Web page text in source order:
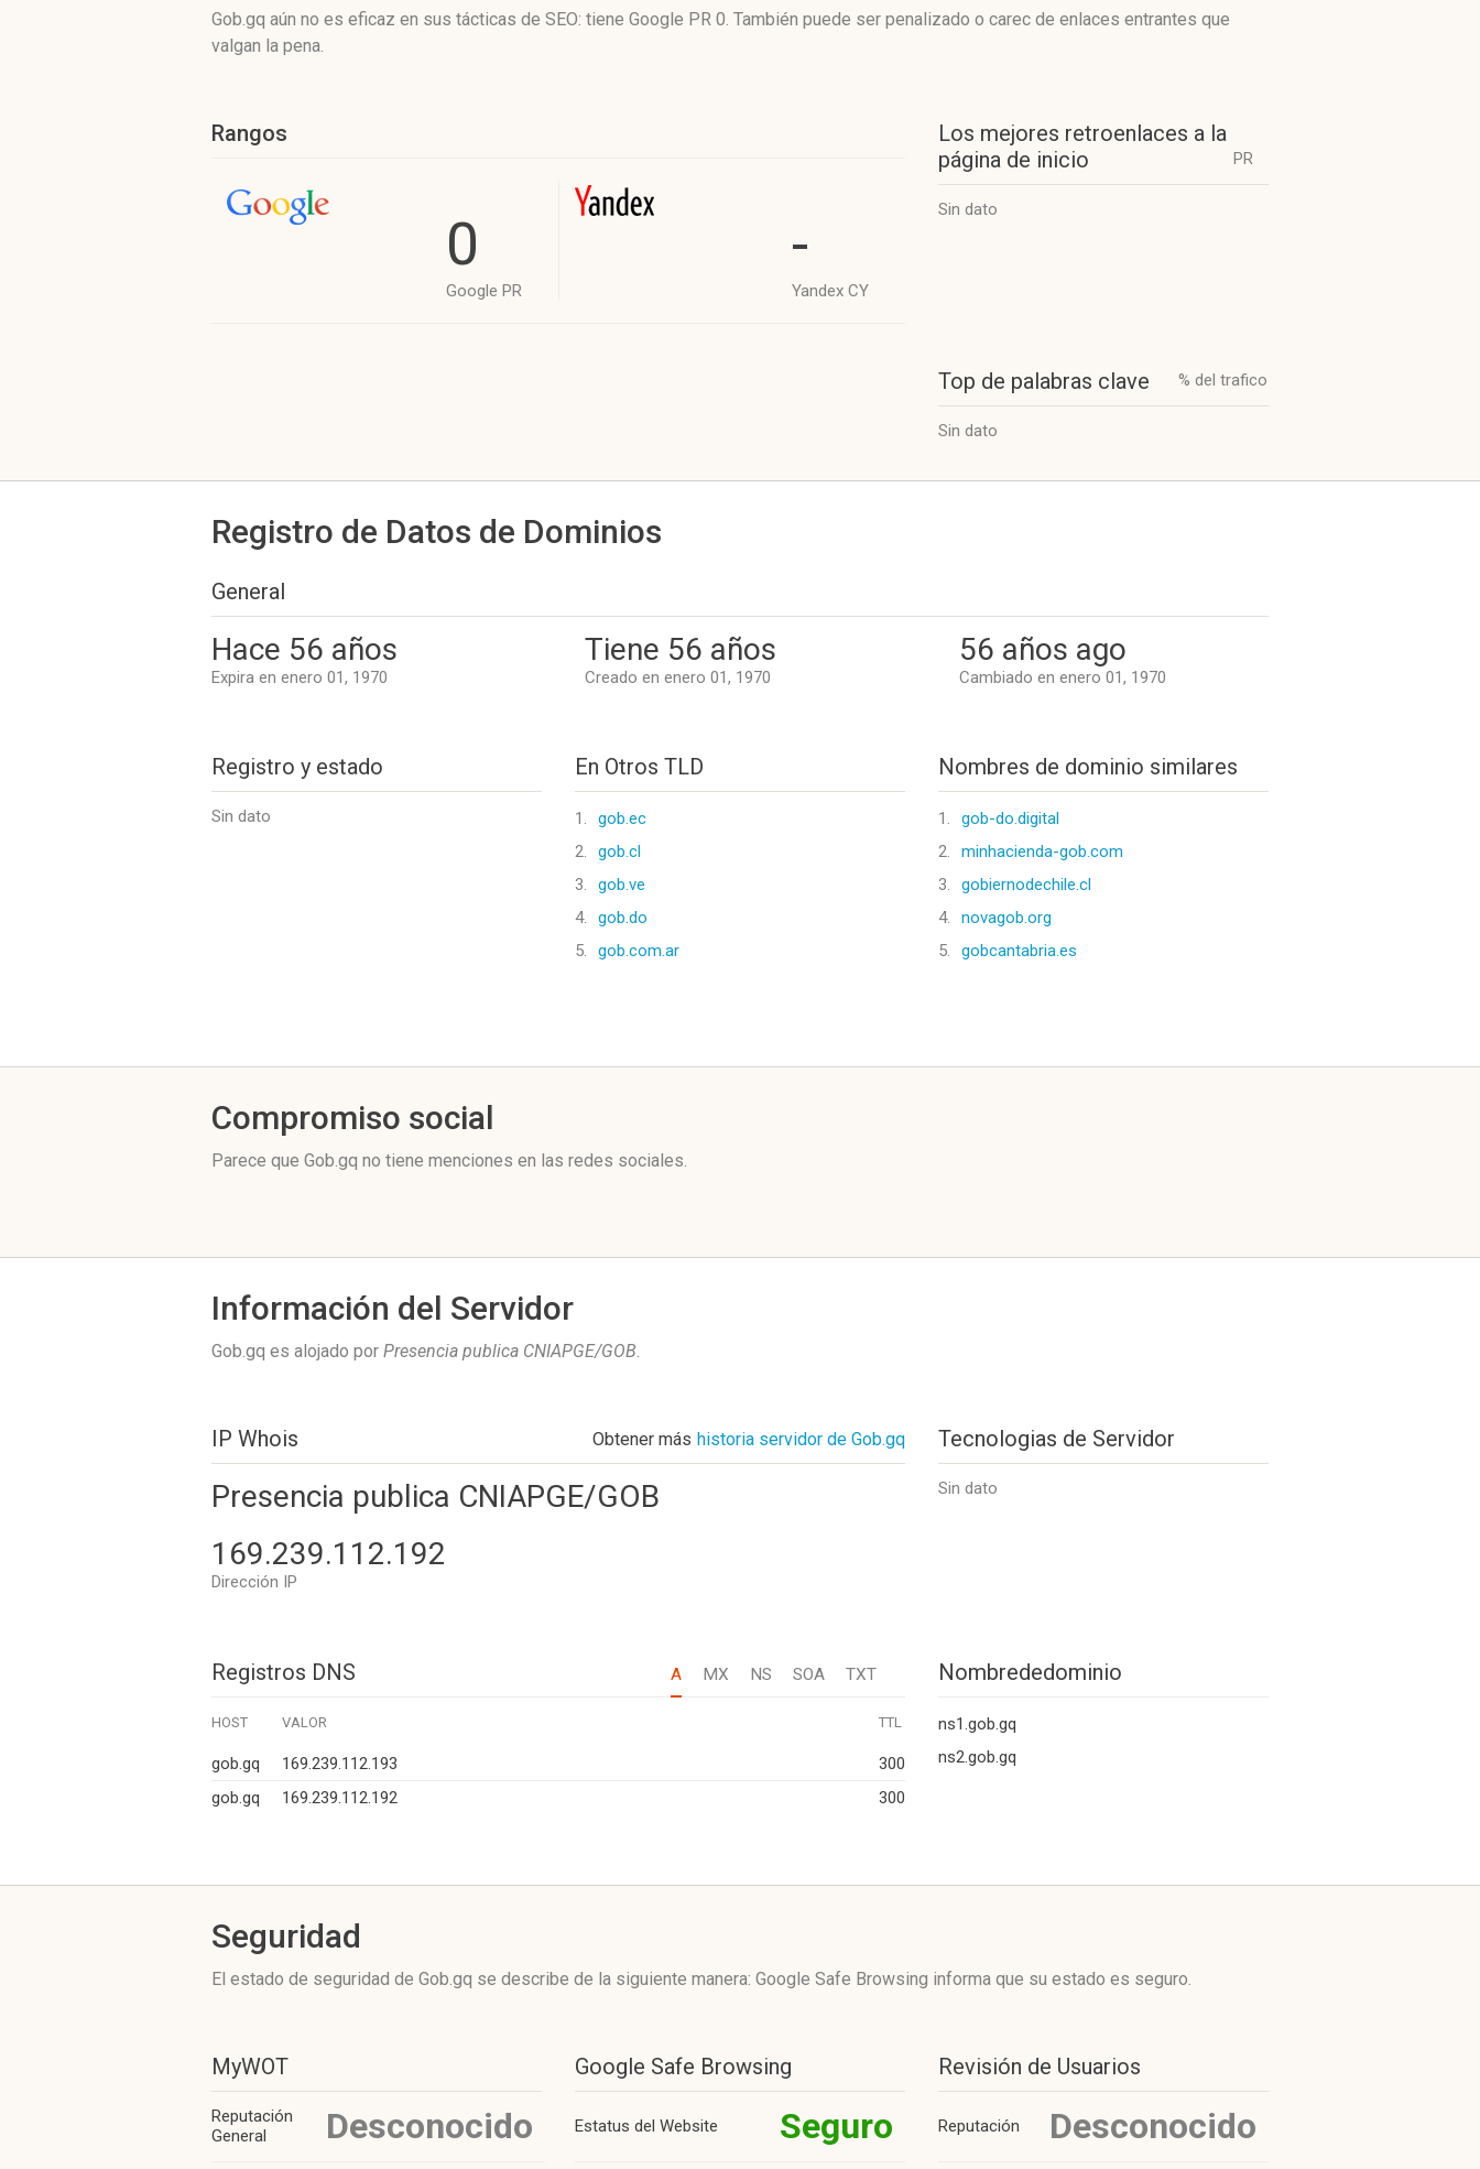
Gob.gq aún no es eficaz en sus tácticas de SEO: tiene Google PR 0. También puede ser penalizado o carec de enlaces entrantes que
valgan la pena.
Rangos
0
Google PR
-
Yandex CY
Los mejores retroenlaces a la
página de inicio
PR
Sin dato
Top de palabras clave % del trafico
Sin dato
Registro de Datos de Dominios
General
Hace 56 años
Expira en enero 01, 1970
Tiene 56 años
Creado en enero 01, 1970
56 años ago
Cambiado en enero 01, 1970
Registro y estado
Sin dato
En Otros TLD
1.
gob.ec
2.
gob.cl
3.
gob.ve
4.
gob.do
5.
gob.com.ar
Nombres de dominio similares
1.
gob-do.digital
2.
minhacienda-gob.com
3.
gobiernodechile.cl
4.
novagob.org
5.
gobcantabria.es
Compromiso social
Parece que Gob.gq no tiene menciones en las redes sociales.
Información del Servidor
Gob.gq es alojado por Presencia publica CNIAPGE/GOB.
IP Whois Obtener más historia servidor de Gob.gq
Presencia publica CNIAPGE/GOB
169.239.112.192
Dirección IP
Tecnologias de Servidor
Sin dato
Registros DNS A MX NS SOA TXT Nombrededominio
ns1.gob.gq
ns2.gob.gq
HOST VALOR TTL
gob.gq 169.239.112.193
300
gob.gq
169.239.112.192 300
Seguridad
El estado de seguridad de Gob.gq se describe de la siguiente manera: Google Safe Browsing informa que su estado es seguro.
MyWOT
Reputación
General
Desconocido
Google Safe Browsing
Estatus del Website Seguro
Revisión de Usuarios
Reputación Desconocido